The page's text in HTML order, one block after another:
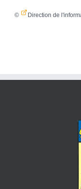
© Direction de